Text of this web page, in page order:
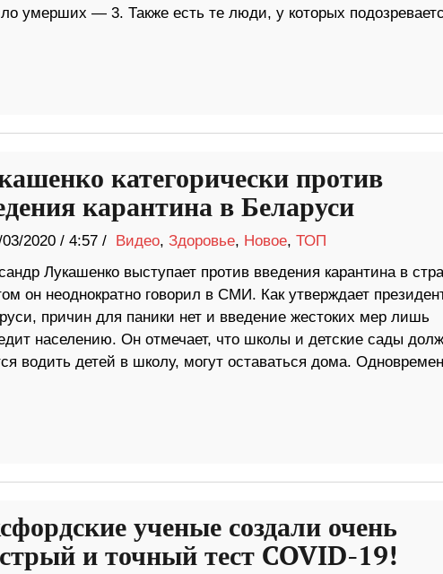
умерших — 3. Также есть те люди, у которых
категорически против
карантина в Беларуси
2020/ 4:57 / Видео, Здоровье, Новое, ТОП
Лукашенко выступает против введения карантина в
он неоднократно говорил в СМИ. Как утверждает
причин для паники нет и введение жестоких мер лишь
населению. Он отмечает, что школы и детские сады
водить детей в школу, могут оставаться дома.
ученые создали очень
и точный тест COVID-19!